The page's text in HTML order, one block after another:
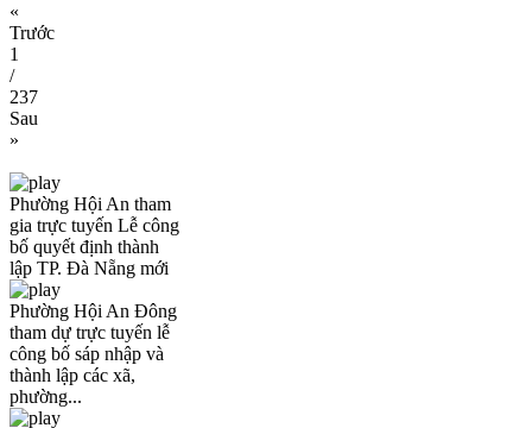
«
Trước
1
/
237
Sau
»
Phường Hội An tham
gia trực tuyến Lễ công
bố quyết định thành
lập TP. Đà Nẵng mới
Phường Hội An Đông
tham dự trực tuyến lễ
công bố sáp nhập và
thành lập các xã,
phường...